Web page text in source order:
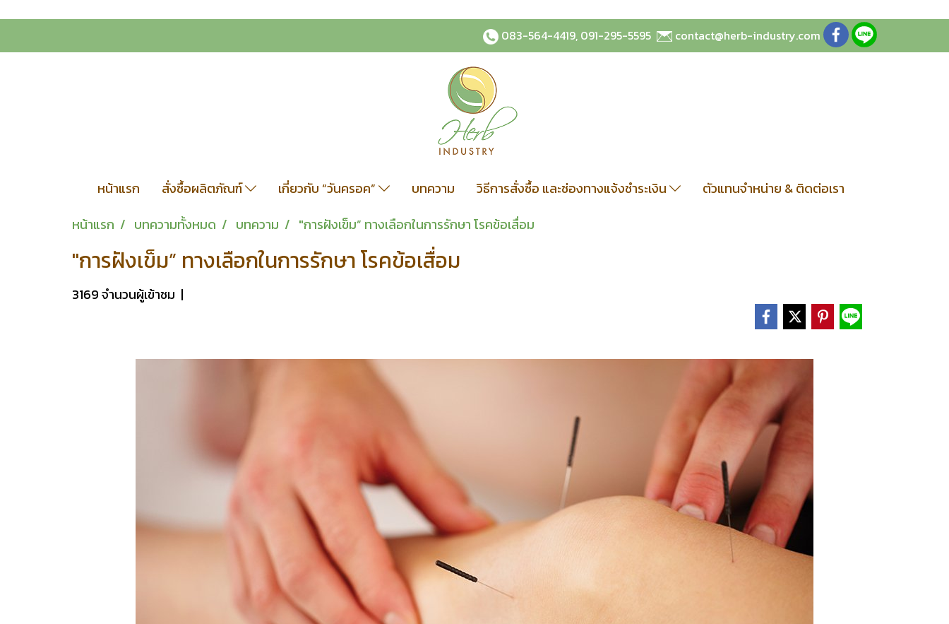
083-564-4419, 091-295-5595 contact@herb-industry.com
หน้าแรก สั่งซื้อผลิตภัณฑ์ เกี่ยวกับ “วันครอค” บทความ วิธีการสั่งซื้อ และช่องทางแจ้งชำระเงิน
ตัวแทนจำหน่าย & ติดต่อเรา
หน้าแรก
บทความทั้งหมด บทความ "การฝังเข็ม” ทางเลือกในการรักษา โรคข้อเสื่อม
"การฝังเข็ม” ทางเลือกในการรักษา โรคข้อเสื่อม
3169 จำนวนผู้เข้าชม |